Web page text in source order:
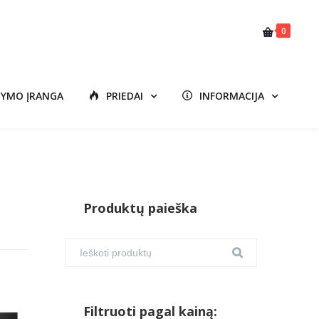
0
ĮRANGA PRIEDAI INFORMACIJA
Produktų paieška
Filtruoti pagal kainą: